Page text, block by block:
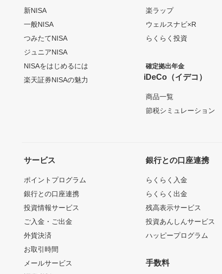
新NISA
一般NISA
つみたてNISA
ジュニアNISA
NISAをはじめるには
楽天証券NISAの魅力
楽ラップ
ウェルスナビ×R
らくらく投資
確定拠出年金
iDeCo（イデコ）
商品一覧
節税シミュレーション
サービス
ポイントプログラム
銀行との口座連携
投資情報サービス
ご入金・ご出金
外貨決済
お取引時間
メールサービス
銀行との口座連携
らくらく入金
らくらく出金
残高表示サービス
投資あんしんサービス
ハッピープログラム
手数料